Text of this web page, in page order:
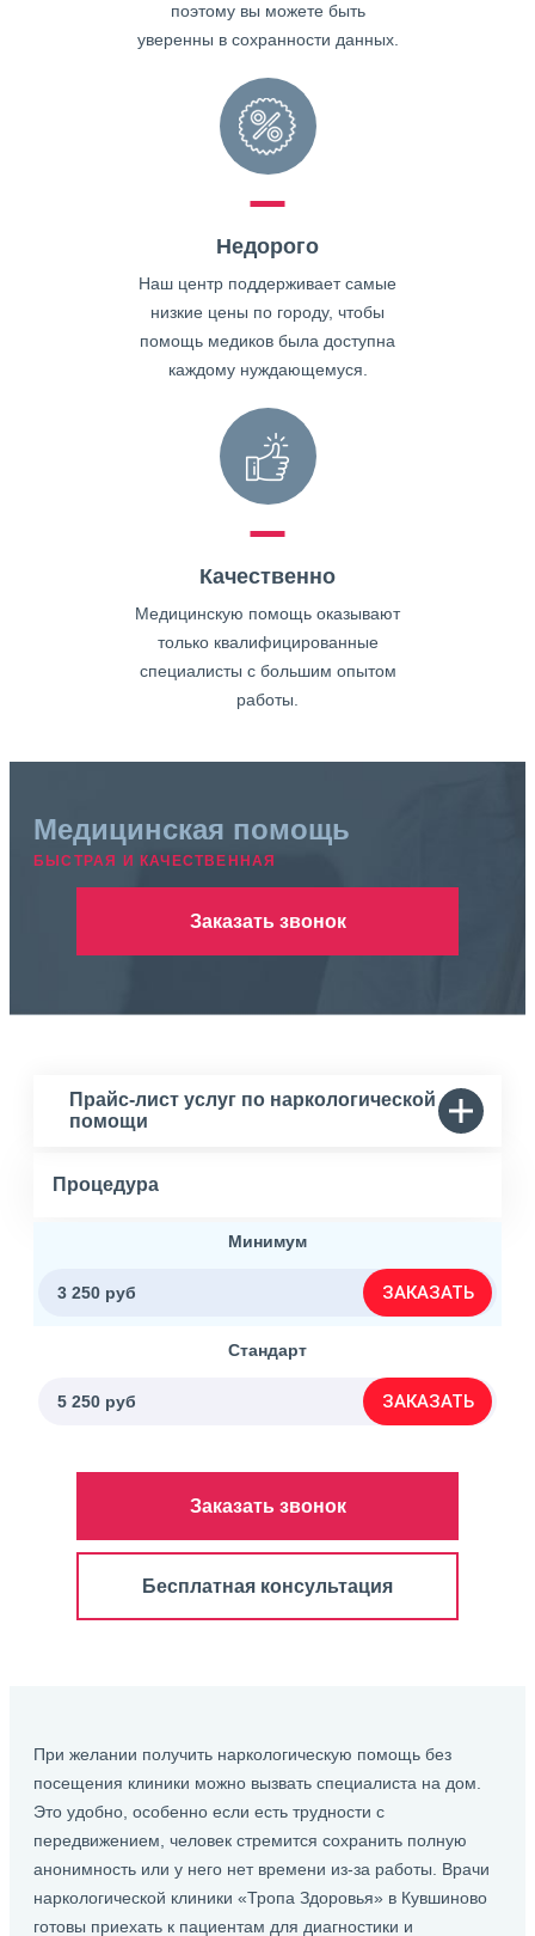
поэтому вы можете быть
уверенны в сохранности данных.
Недорого
Наш центр поддерживает самые
низкие цены по городу, чтобы
помощь медиков была доступна
каждому нуждающемуся.
Качественно
Медицинскую помощь оказывают
только квалифицированные
специалисты с большим опытом
работы.
Медицинская помощь
БЫСТРАЯ И КАЧЕСТВЕННАЯ
Заказать звонок
Прайс-лист услуг по наркологической
помощи
Процедура
Минимум
3 250 руб ЗАКАЗАТЬ
Стандарт
5 250 руб ЗАКАЗАТЬ
Заказать звонок
Бесплатная консультация
При желании получить наркологическую помощь без
посещения клиники можно вызвать специалиста на дом.
Это удобно, особенно если есть трудности с
передвижением, человек стремится сохранить полную
анонимность или у него нет времени из-за работы. Врачи
наркологической клиники «Тропа Здоровья» в Кувшиново
готовы приехать к пациентам для диагностики и